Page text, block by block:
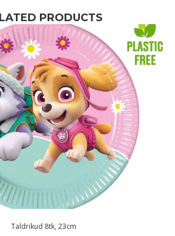
PRODUCTS
Taldrikud 8tk, 23cm